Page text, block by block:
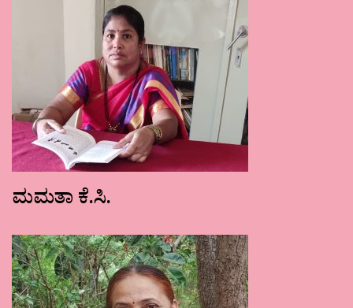
ಮಮತಾ ಕೆ.ಸಿ.